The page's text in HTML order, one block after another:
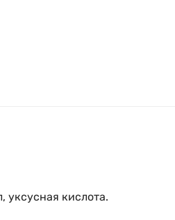
уксусная кислота.